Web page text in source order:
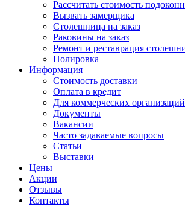
Рассчитать стоимость
Вызвать замерщика
Столешница на заказ
Раковины на заказ
Ремонт и реставрация
Полировка
Информация
Стоимость доставки
Оплата в кредит
Для коммерческих организаций
Документы
Вакансии
Часто задаваемые вопросы
Статьи
Выставки
Цены
Акции
Отзывы
Контакты